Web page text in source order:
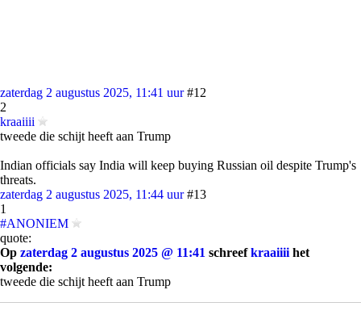
zaterdag 2 augustus 2025, 11:41 uur #12
2
kraaiiii
tweede die schijt heeft aan Trump
Indian officials say India will keep buying Russian oil despite Trump's
threats.
zaterdag 2 augustus 2025, 11:44 uur #13
1
#ANONIEM
quote:
Op zaterdag 2 augustus 2025 @ 11:41 schreefkraaiiii het
volgende:
tweede die schijt heeft aan Trump